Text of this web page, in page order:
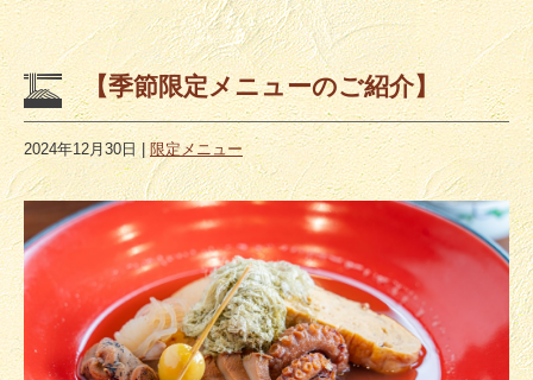
【季節限定メニューのご紹介】
2024年12月30日|限定メニュー